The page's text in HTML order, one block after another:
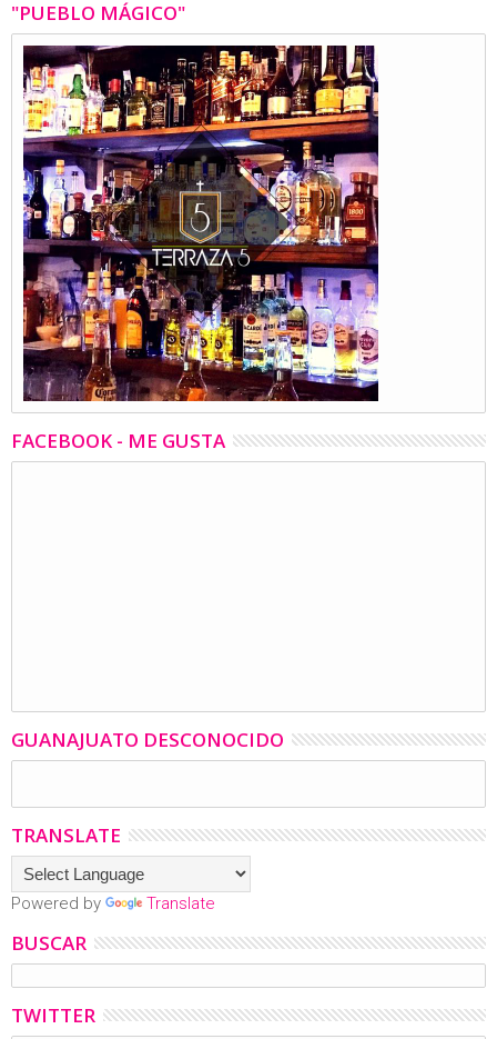
"PUEBLO MÁGICO"
FACEBOOK - ME GUSTA
GUANAJUATO DESCONOCIDO
TRANSLATE
Powered by Translate
BUSCAR
TWITTER